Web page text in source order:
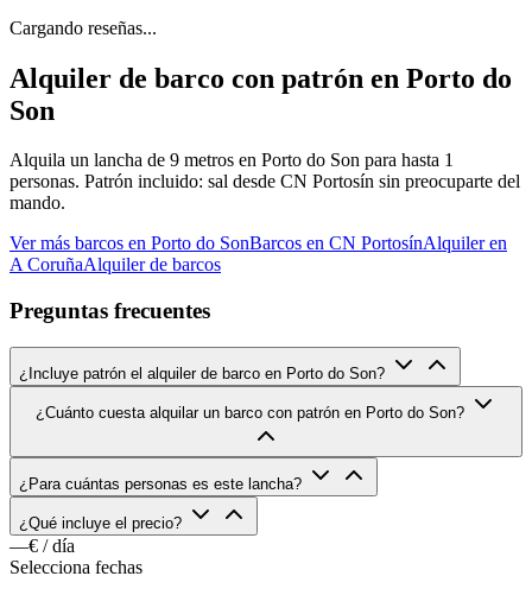
Cargando reseñas...
Alquiler de barco con patrón en Porto do
Son
Alquila un lancha de 9 metros en Porto do Son para hasta 1
personas. Patrón incluido: sal desde CN Portosín sin preocuparte del
mando.
Ver más barcos en Porto do SonBarcos en CN PortosínAlquiler en
A CoruñaAlquiler de barcos
Preguntas frecuentes
¿Incluye patrón el alquiler de barco en Porto do Son?
¿Cuánto cuesta alquilar un barco con patrón en Porto do Son?
¿Para cuántas personas es este lancha?
¿Qué incluye el precio?
—€ / día
Selecciona fechas